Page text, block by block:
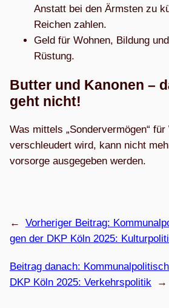
Anstatt bei den Ärms­ten zu
Rei­chen zahlen.
Geld für Woh­nen, Bil­dung
Rüstung.
But­ter und Kano­nen –
geht nicht!
Was mit­tels „Son­der­ver­mö­gen“
ver­schleu­dert wird, kann nicht
vor­sorge aus­ge­ge­ben werden.
← Vorheriger Beitrag:
gen der DKP Köln 2025:
Beitrag danach:
DKP Köln 2025: Verkehrspolitik
→